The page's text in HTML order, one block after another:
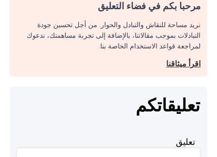
مرحبا بكم في فضاء التعليق
نريد مساحة للنقاش والتبادل والحوار. من أجل تحسين جودة
التبادلات بموجب مقالاتنا، بالإضافة إلى تجربة مساهمتك، ندعوك
لمراجعة قواعد الاستخدام الخاصة بنا.
اقرأ ميثاقنا
تعليقاتكم
تعليق